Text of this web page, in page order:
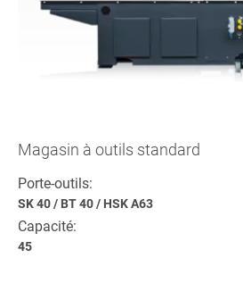
Magasin à outils standard
Porte-outils:
SK 40/ BT 40/ HSK A63
Capacité:
45